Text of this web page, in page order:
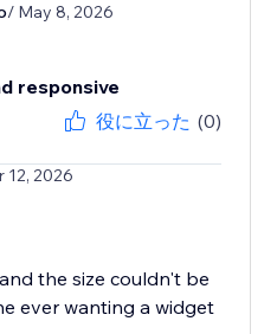
/ May 8, 2026
responsive
役に立った (0)
12, 2026
the size couldn't be
ever wanting a widget